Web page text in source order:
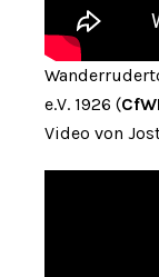
e.V. 1926 (
Video von